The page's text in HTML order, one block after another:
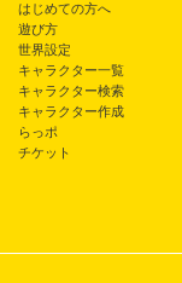
はじめての方へ
遊び方
世界設定
キャラクター一覧
キャラクター検索
キャラクター作成
らっポ
チケット